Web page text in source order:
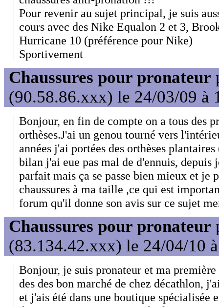
Pour revenir au sujet principal, je suis
cours avec des Nike Equalon 2 et 3,
Hurricane 10 (préférence pour Nike)
Sportivement
Chaussures pour pronateur
(90.58.86.xxx) le 24/03/09 à
Bonjour, en fin de compte on a tous des
orthèses.J'ai un genou tourné vers
années j'ai portées des orthèses
bilan j'ai eue pas mal de d'ennuis, depuis
parfait mais ça se passe bien mieux et je
chaussures à ma taille ,ce qui est
forum qu'il donne son avis sur ce sujet
Chaussures pour pronateur
(83.134.42.xxx) le 24/04/10
Bonjour, je suis pronateur et ma
des des bon marché de chez décathlon,
et j'ais été dans une boutique spécialisée